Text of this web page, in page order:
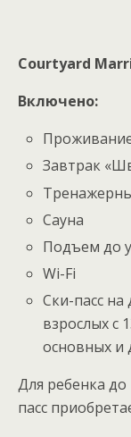
Courtyard
Включено:
Завтрак
Сауна
Подъем до
Wi-Fi
Ски-пасс
взрослых с
основных и
Для ребенка
пасс